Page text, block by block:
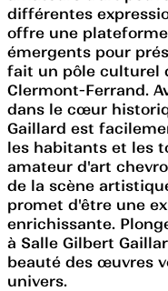
différentes
offre une
émergents pour
fait un pôle culturel
Clermont-Ferrand.
dans le cœur
Gaillard est
les habitants et les
amateur d'art
de la scène
promet d'être une
enrichissante.
à Salle Gilbert
beauté des œuvres
univers.